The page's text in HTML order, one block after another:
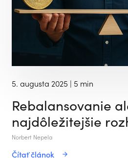
5. augusta 2025 | 5 min
Rebalansovanie
najdôležitejšie
Norbert Nepela
Čítať článok